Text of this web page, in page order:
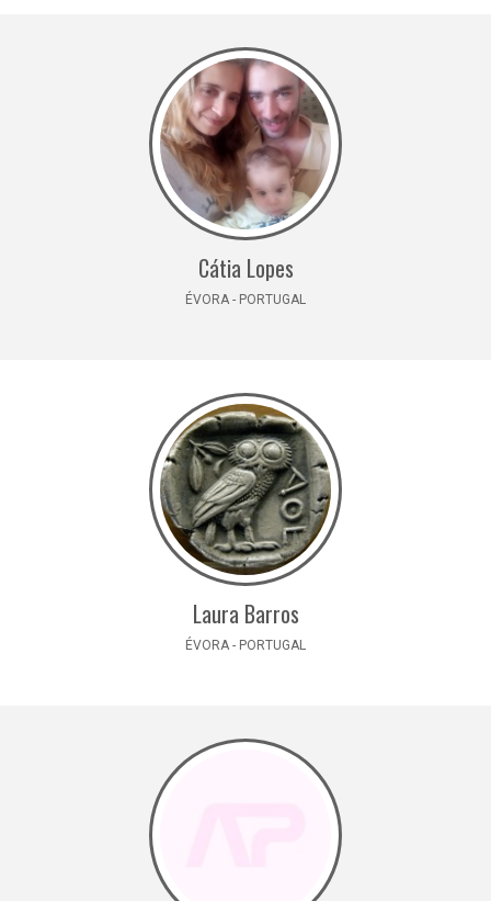
Cátia Lopes
ÉVORA - PORTUGAL
Laura Barros
ÉVORA - PORTUGAL